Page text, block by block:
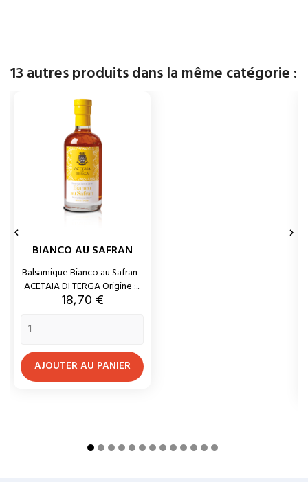
13 autres produits dans la même catégorie :
BIANCO AU SAFRAN
Balsamique Bianco au Safran -
ACETAIA DI TERGA Origine :...
Prix
18,70 €
AJOUTER AU PANIER
 